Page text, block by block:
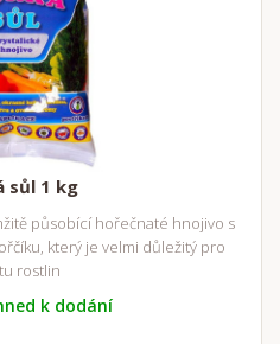
sůl 1 kg
působící hořečnaté hnojivo s
který je velmi důležitý pro
rostlin
k dodání